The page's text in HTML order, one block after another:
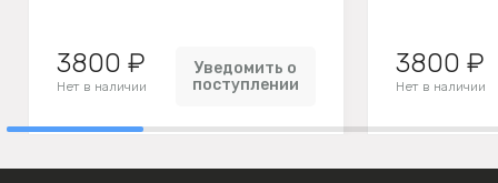
3800 ₽
Нет в наличии
Уведомить о
поступлении
3800 ₽
Нет в наличии